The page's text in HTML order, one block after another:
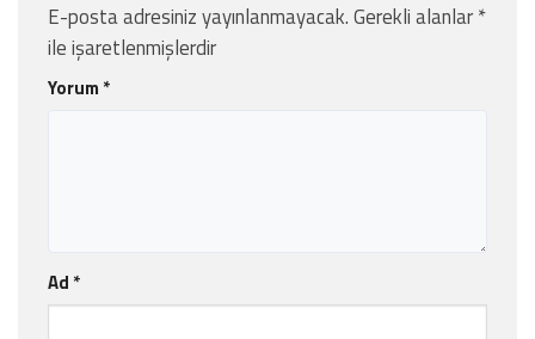
E-posta adresiniz yayınlanmayacak.Gerekli alanlar*
ile işaretlenmişlerdir
Yorum *
Ad *